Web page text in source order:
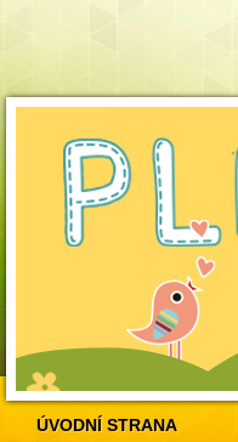
ÚVODNÍ STRANA